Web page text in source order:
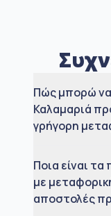
Πώς μπορώ
Καλαμαριά
γρήγορη
Ποια είναι
με
αποστολές